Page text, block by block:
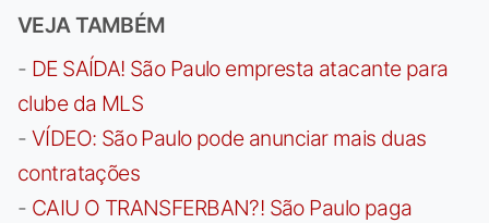
VEJA TAMBÉM
- DE SAÍDA! São Paulo empresta atacante para
clube da MLS
- VÍDEO: São Paulo pode anunciar mais duas
contratações
- CAIU O TRANSFERBAN?! São Paulo paga